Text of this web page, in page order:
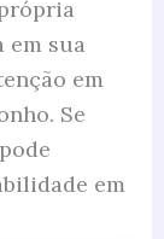
em sua
em
Se
em